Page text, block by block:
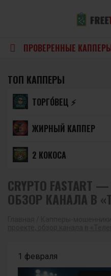
ПРОВЕРЕННЫЕ
ТОП КАППЕРЫ
ТОРГО́ВЕЦ ⚡️
ЖИРНЫЙ КАППЕР
2 КОКОСА
CRYPTO
ОБЗОР КАНАЛА В
1 февраля